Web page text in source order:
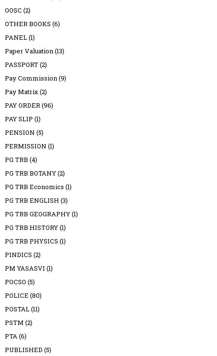
OOSC (2)
OTHER BOOKS (6)
PANEL(1)
Paper Valuation(13)
PASSPORT(2)
Pay Commission(9)
Pay Matrix(2)
PAY ORDER(96)
PAY SLIP (1)
PENSION (5)
PERMISSION (1)
PG TRB (4)
PG TRB BOTANY(2)
PG TRB Economics (1)
PG TRB ENGLISH (3)
PG TRB GEOGRAPHY(1)
PG TRB HISTORY(1)
PG TRB PHYSICS (1)
PINDICS (2)
PM YASASVI (1)
POCSO (5)
POLICE (80)
POSTAL(11)
PSTM (2)
PTA(6)
PUBLISHED (5)